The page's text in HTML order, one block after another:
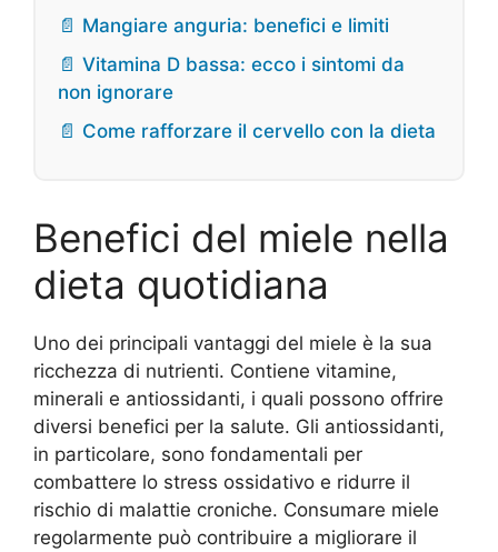
📄 Mangiare anguria: benefici e limiti
📄 Vitamina D bassa: ecco i sintomi da
non ignorare
📄 Come rafforzare il cervello con la dieta
Benefici del miele nella
dieta quotidiana
Uno dei principali vantaggi del miele è la sua
ricchezza di nutrienti. Contiene vitamine,
minerali e antiossidanti, i quali possono offrire
diversi benefici per la salute. Gli antiossidanti,
in particolare, sono fondamentali per
combattere lo stress ossidativo e ridurre il
rischio di malattie croniche. Consumare miele
regolarmente può contribuire a migliorare il